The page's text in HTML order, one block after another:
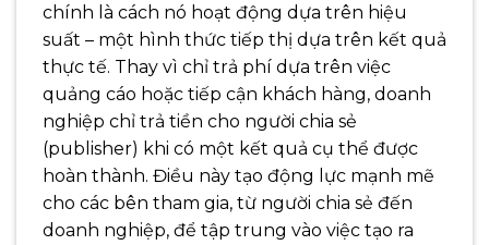
chính là cách nó hoạt động dựa trên hiệu
suất – một hình thức tiếp thị dựa trên kết quả
thực tế. Thay vì chỉ trả phí dựa trên việc
quảng cáo hoặc tiếp cận khách hàng, doanh
nghiệp chỉ trả tiền cho người chia sẻ
(publisher) khi có một kết quả cụ thể được
hoàn thành. Điều này tạo động lực mạnh mẽ
cho các bên tham gia, từ người chia sẻ đến
doanh nghiệp, để tập trung vào việc tạo ra